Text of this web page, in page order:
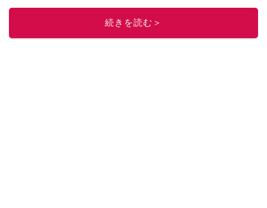
ノベ人気事例1位
続きを読む＞